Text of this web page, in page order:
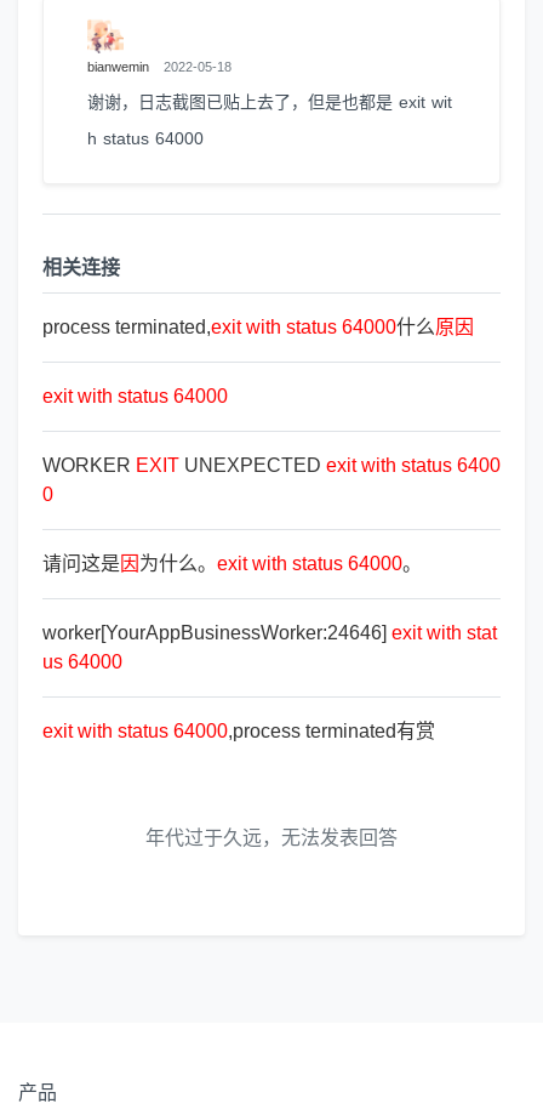
bianwemin 2022-05-18
谢谢，日志截图已贴上去了，但是也都是 exit wit
h status 64000
相关连接
process terminated,exit with status 64000什么原 因
exit with status 64000
WORKER EXIT UNEXPECTED exit with status 6400
0
请问这是 因 为什么。 exit with status 64000。
worker[YourAppBusinessWorker:24646] exit with stat
us 64000
exit with status 64000,process terminated有赏
年代过于久远，无法发表回答
产品